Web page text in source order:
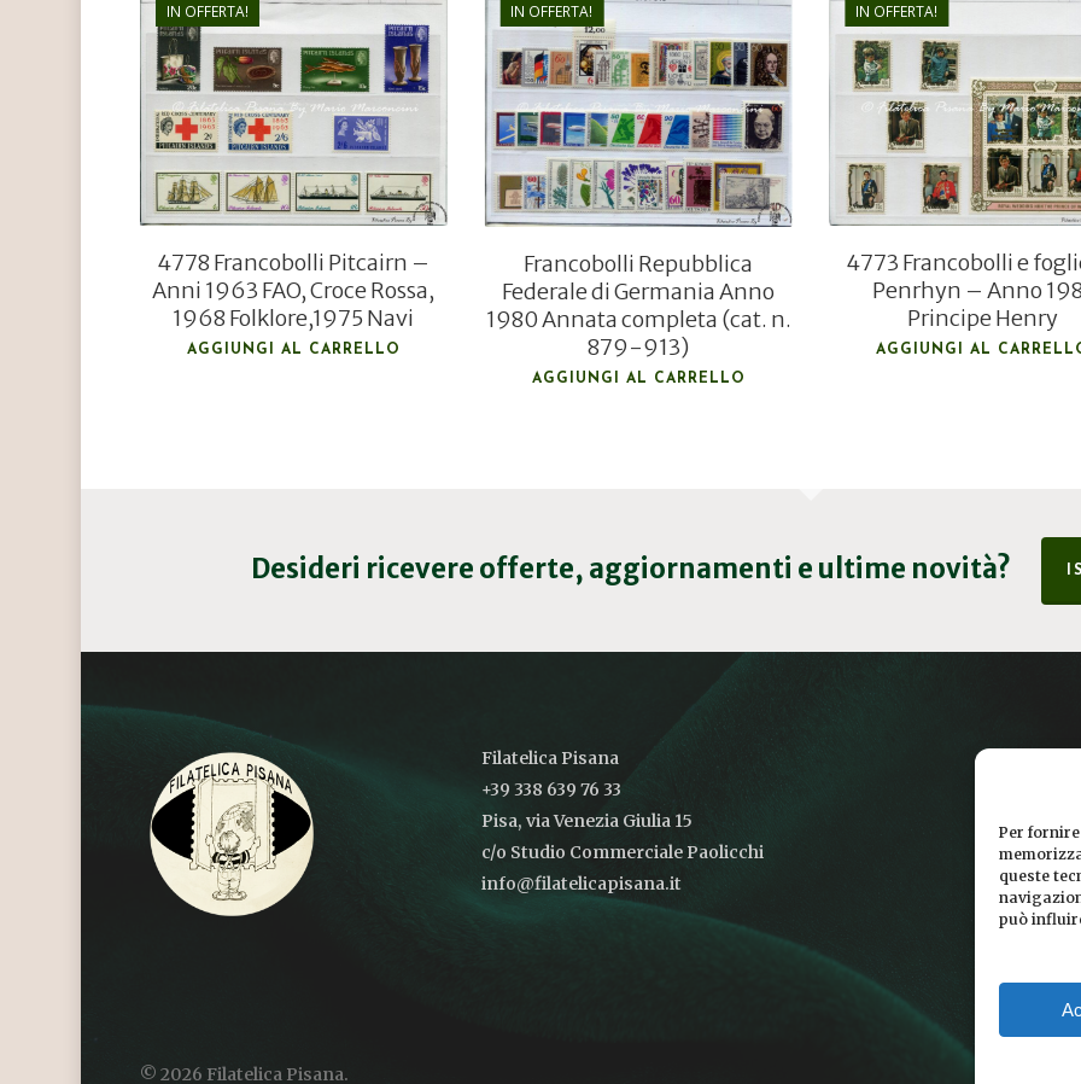
Per
queste
può
IN OFFERTA!
€35,00
€24,00
4778 Francobolli Pitcairn –
Anni 1963 FAO, Croce Rossa,
1968 Folklore,1975 Navi
AGGIUNGI AL CARRELLO
IN OFFERTA!
€46,80
€31,50
Francobolli Repubblica
Federale di Germania Anno
1980 Annata completa (cat. n.
879-913)
AGGIUNGI AL CARRELLO
IN OFFERTA!
€ 8,00
€5,80
4773 Francobolli e
Penrhyn – Anno
Principe Henry
AGGIUNGI AL
Desideri ricevere offerte, aggiornamenti e ultime novità?
Filatelica Pisana
+39 338 639 76 33
Pisa, via Venezia Giulia 15
c/o Studio Commerciale Paolicchi
info@filatelicapisana.it
© 2026 Filatelica Pisana.